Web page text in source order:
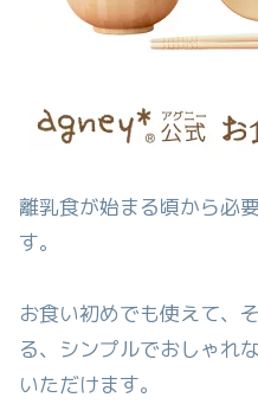
離乳食が始まる頃から必
す。
お食い初めでも使えて、
る、シンプルでおしゃれ
いただけます。